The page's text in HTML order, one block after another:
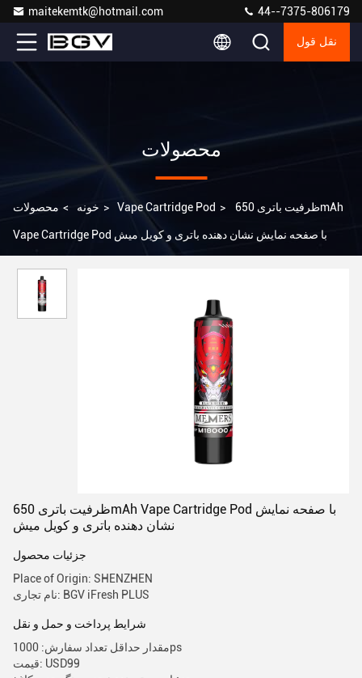
maitekemtk@hotmail.com 44--7375-806179
نقل قول
محصولات
خونه > محصولات > Vape Cartridge Pod > ظرفیت باتری 650mAh
Vape Cartridge Pod با صفحه نمایش نشان دهنده باتری و کویل میش
ظرفیت باتری 650mAh Vape Cartridge Pod با صفحه نمایش
نشان دهنده باتری و کویل میش
جزئیات محصول
Place of Origin: SHENZHEN
نام تجاری: BGV iFresh PLUS
شرایط پرداخت و حمل و نقل
مقدار حداقل تعداد سفارش: 1000ps
قیمت: USD99